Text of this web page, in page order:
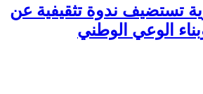
تستضيف ندوة تثقيفية عن
الوعي الوطني